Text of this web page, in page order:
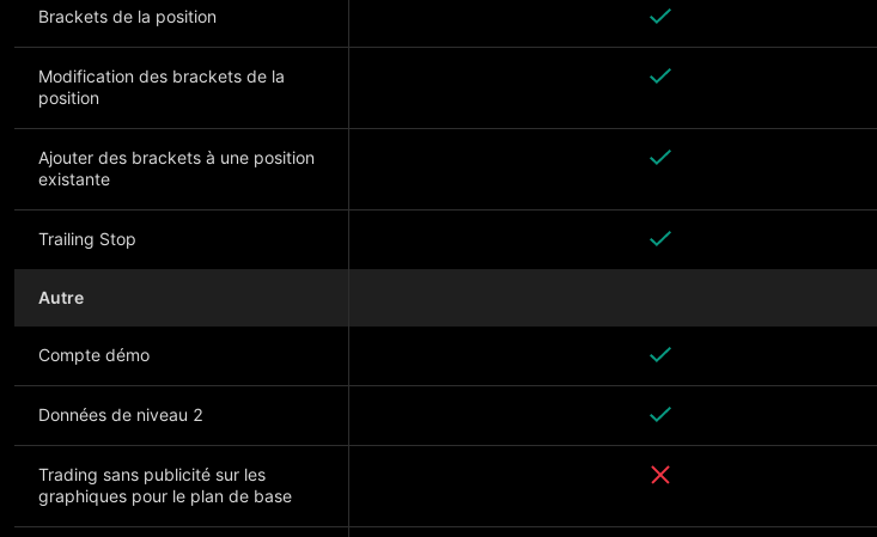
Brackets de la position
Modification des brackets de la
position
Ajouter des brackets à une position
existante
Trailing Stop
Autre
Compte démo
Données de niveau 2
Trading sans publicité sur les
graphiques pour le plan de base